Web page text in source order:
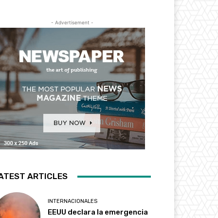
- Advertisement -
ARTICLES
INTERNACIONALES
EEUU declara la emergencia